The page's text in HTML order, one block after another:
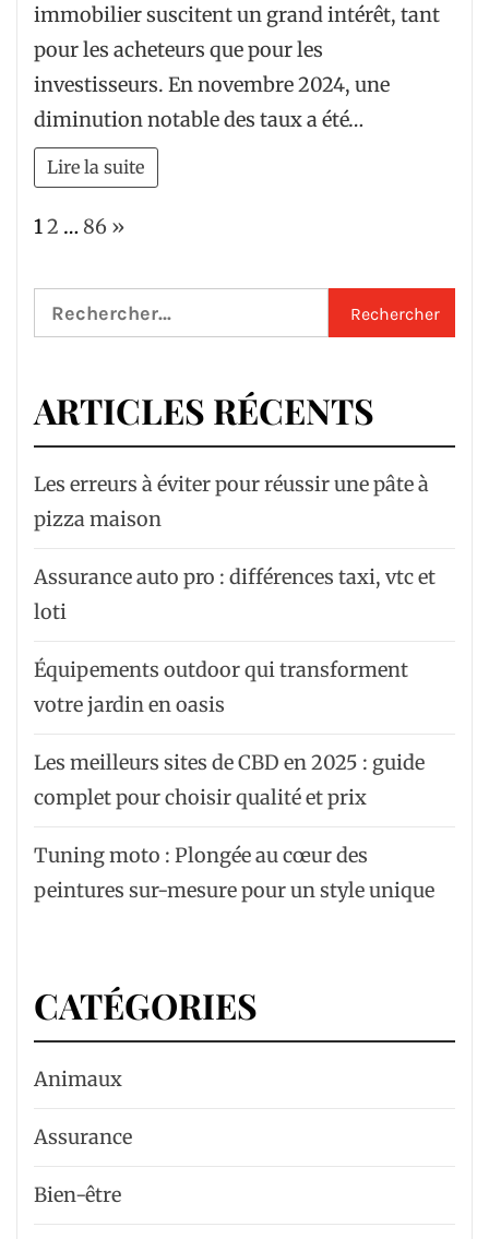
immobilier suscitent un grand intérêt, tant
pour les acheteurs que pour les
investisseurs. En novembre 2024, une
diminution notable des taux a été…
Lire la suite
Page:
12 … 86 Next
»
Rechercher :
ARTICLES RÉCENTS
Les erreurs à éviter pour réussir une pâte à
pizza maison
Assurance auto pro : différences taxi, vtc et
loti
Équipements outdoor qui transforment
votre jardin en oasis
Les meilleurs sites de CBD en 2025 : guide
complet pour choisir qualité et prix
Tuning moto : Plongée au cœur des
peintures sur-mesure pour un style unique
CATÉGORIES
Animaux
Assurance
Bien-être